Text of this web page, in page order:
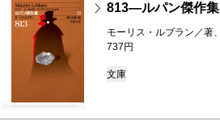
813―ルパン傑作
モーリス・ルブラン／著
737円
文庫